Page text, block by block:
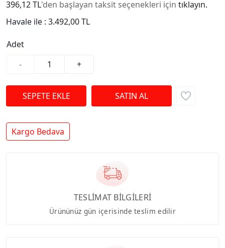
396,12 TL'den başlayan taksit seçenekleri için tıklayın.
Havale ile : 3.492,00 TL
Adet
-
+
Kargo Bedava
TESLİMAT BİLGİLERİ
Ürününüz gün içerisinde teslim edilir